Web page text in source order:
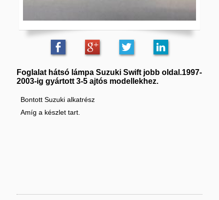
Foglalat hátsó lámpa Suzuki Swift jobb oldal.1997-
2003-ig gyártott 3-5 ajtós modellekhez.
Bontott Suzuki alkatrész
Amíg a készlet tart.